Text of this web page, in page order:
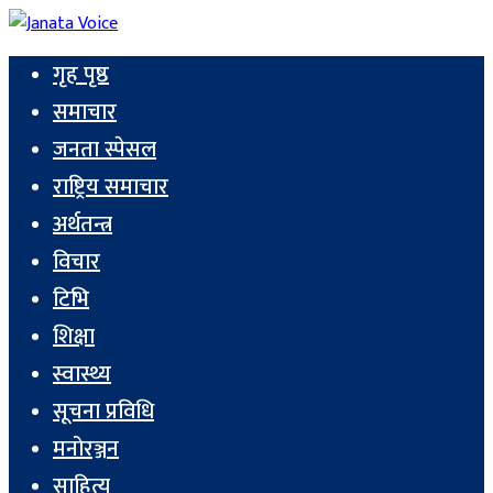
गृह पृष्ठ
समाचार
जनता स्पेसल
राष्ट्रिय समाचार
अर्थतन्त्र
विचार
टिभि
शिक्षा
स्वास्थ्य
सूचना प्रविधि
मनोरञ्जन